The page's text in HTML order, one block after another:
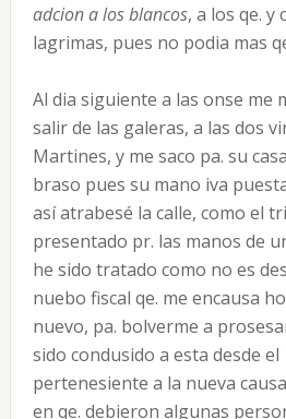
adcion a los blancos, a los qe. y
lagrimas, pues no podia mas
Al dia siguiente a las onse me
salir de las galeras, a las dos
Martines, y me saco pa. su
braso pues su mano iva
así atrabesé la calle, como el
presentado pr. las manos de
he sido tratado como no es
nuebo fiscal qe. me encausa
nuevo, pa. bolverme a
sido condusido a esta desde el
pertenesiente a la nueva
en qe. debieron algunas